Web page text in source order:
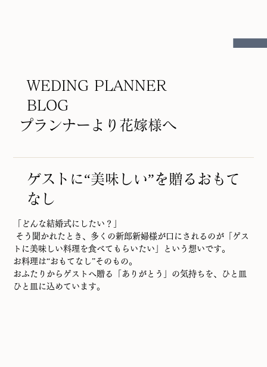
ゲストに“美味しい”を贈るおもて
なし
「どんな結婚式にしたい？」
トに美味しい料理を食べてもらいたい」という想いです。
お料理は“おもてなし”そのもの。
おふたりからゲストへ贈る「ありがとう」の気持ちを、ひと皿
ひと皿に込めています。
WEDING PLANNER
BLOG
プランナーより花嫁様へ